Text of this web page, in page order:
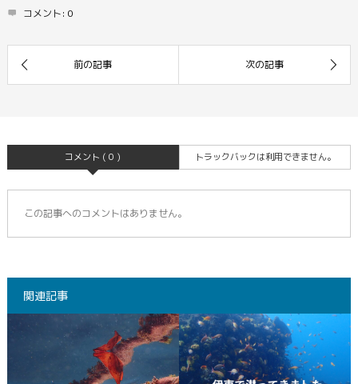
コメント: 0
コメント ( 0 ) トラックバックは利用できません。
この記事へのコメントはありません。
関連記事